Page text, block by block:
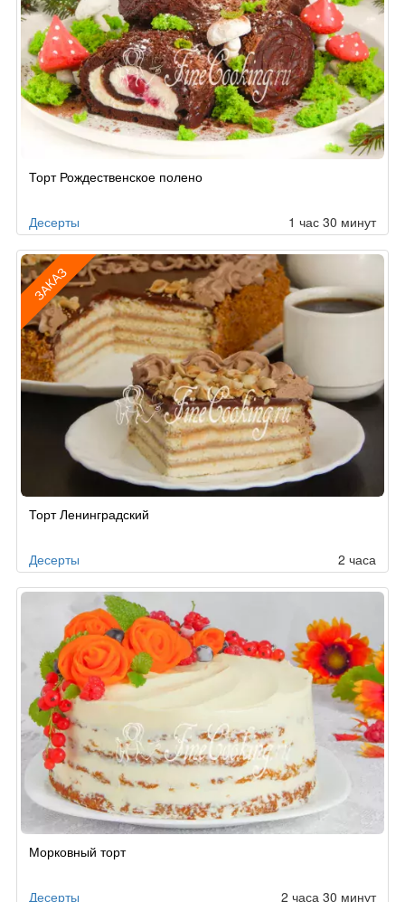
по
Торт Рождественское полено
Десерты 1 час 30 минут
ЗАКАЗ
по
Торт Ленинградский
Десерты 2 часа
Морковный торт
Десерты 2 часа 30 минут